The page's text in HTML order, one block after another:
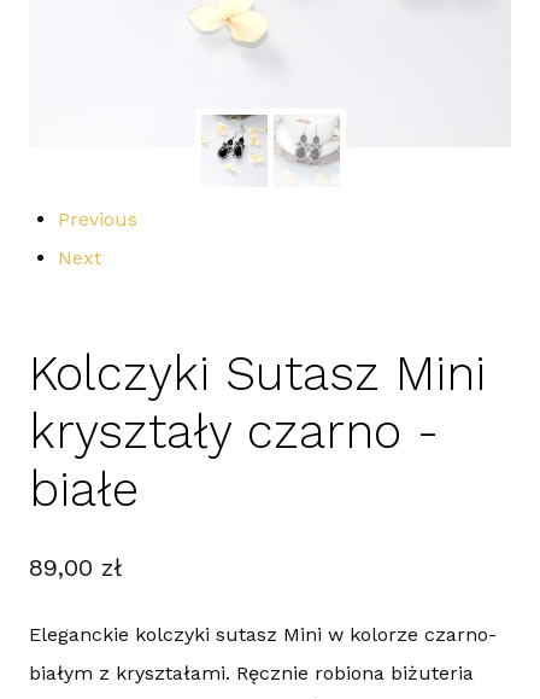
Previous
Next
Kolczyki Sutasz Mini
kryształy czarno -
białe
89,00 zł
Eleganckie kolczyki sutasz Mini w kolorze czarno-
białym z kryształami. Ręcznie robiona biżuteria